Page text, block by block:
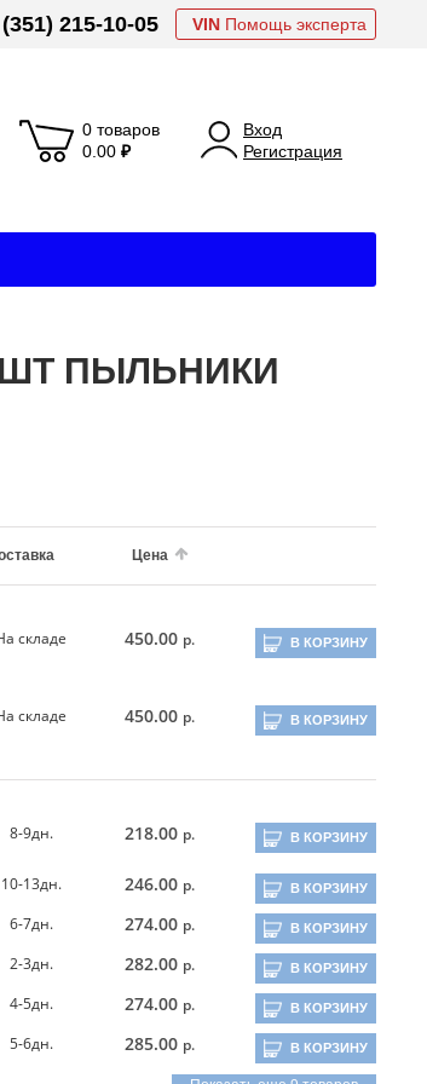
215-10-05 VIN Помощь эксперта
0 товаров
0.00 ₽
Вход
Регистрация
ПЫЛЬНИКИ
Цена
складе 450.00 р. В КОРЗИНУ
складе 450.00 р. В КОРЗИНУ
8-9дн. 218.00 р. В КОРЗИНУ
10-13дн. 246.00 р. В КОРЗИНУ
6-7дн. 274.00 р. В КОРЗИНУ
2-3дн. 282.00 р. В КОРЗИНУ
4-5дн. 274.00 р. В КОРЗИНУ
5-6дн. 285.00 р. В КОРЗИНУ